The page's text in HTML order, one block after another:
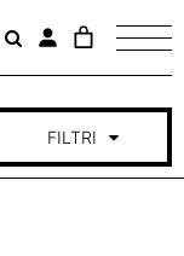
Il
è
FILTRI